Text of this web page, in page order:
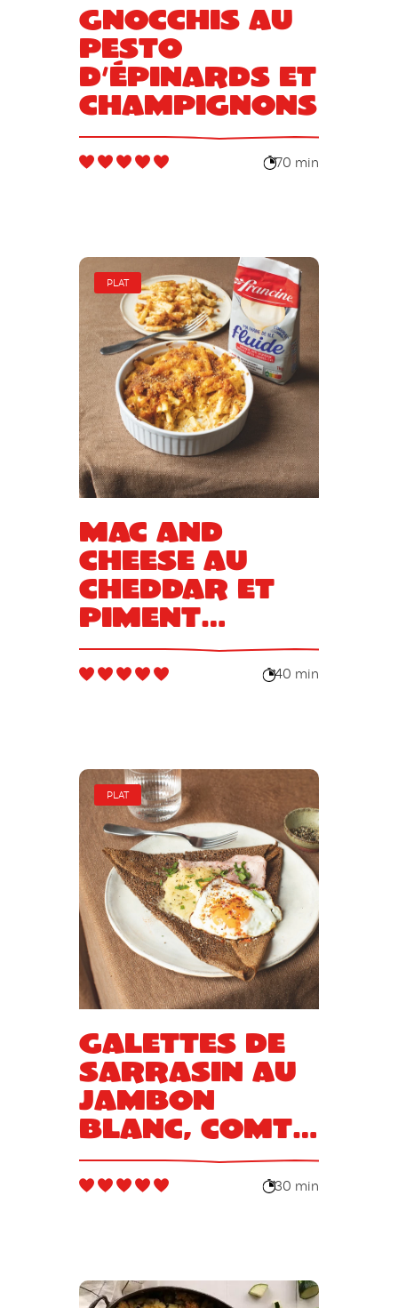
Gnocchis au
pesto
d’épinards et
champignons
70 min
PLAT
Mac and
cheese au
cheddar et
piment
d’Espelette
40 min
PLAT
Galettes de
sarrasin au
jambon
blanc, Comté
et œuf
30 min